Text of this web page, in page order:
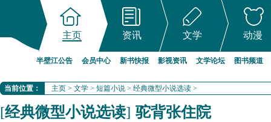
主页 资讯 文学 动漫
半壁江公告 会员中心 新书快报 影视资讯 文学论坛 图书频道
当前位置： 主页 > 文学 > 短篇小说 > 经典微型小说选读 >
[经典微型小说选读] 驼背张住院